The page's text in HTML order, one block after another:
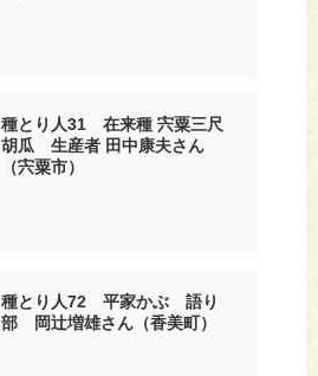
種とり人31 在来種 宍粟三尺
胡瓜 生産者 田中康夫さん
（宍粟市）
種とり人72 平家かぶ 語り
部 岡辻増雄さん（香美町）